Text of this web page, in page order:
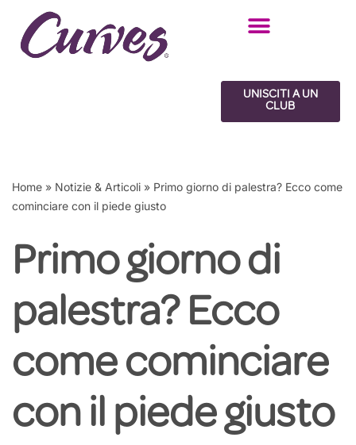
Vai
UNISCITI A UN
CLUB
Home » Notizie & Articoli » Primo giorno di palestra? Ecco come
cominciare con il piede giusto
Primo giorno di
palestra? Ecco
come cominciare
con il piede giusto